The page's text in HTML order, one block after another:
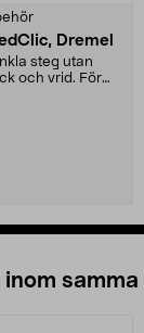
Dremel
steg utan
och vrid. För
inom